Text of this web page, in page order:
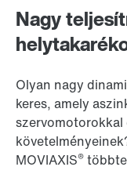
Nagy
Olyan nagy
keres, amely
szervomotorokkal
MOVIAXIS®